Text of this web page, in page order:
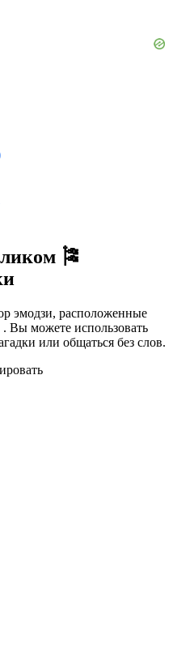
🎏
эмодзи, расположенные
Вы можете использовать
или общаться без слов.